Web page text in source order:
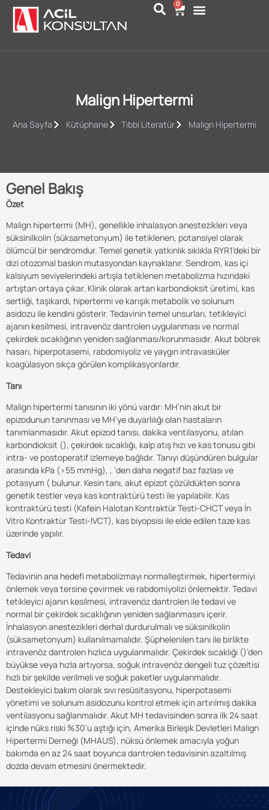
0
Malign Hipertermi
Ana Sayfa Kütüphane Tıbbi Literatür Malign Hipertermi
Genel Bakış
Özet
Malign hipertermi (MH), genellikle inhalasyon anestezikleri veya
süksinilkolin (süksametonyum) ile tetiklenen, potansiyel olarak
ölümcül bir sendromdur. Temel genetik yatkınlık sıklıkla RYR1’deki bir
dizi otozomal baskın mutasyondan kaynaklanır. Sendrom, kas içi
kalsiyum seviyelerindeki artışla tetiklenen metabolizma hızındaki
artıştan ortaya çıkar. Klinik olarak artan karbondioksit üretimi, kas
sertliği, taşikardi, hipertermi ve karışık metabolik ve solunum
asidozu ile kendini gösterir. Tedavinin temel unsurları, tetikleyici
ajanın kesilmesi, intravenöz dantrolen uygulanması ve normal
çekirdek sıcaklığının yeniden sağlanması/korunmasıdır. Akut böbrek
hasarı, hiperpotasemi, rabdomiyoliz ve yaygın intravasküler
koagülasyon sıkça görülen komplikasyonlardır.
Tanı
Malign hipertermi tanısının iki yönü vardır: MH’nin akut bir
epizodunun tanınması ve MH’ye duyarlılığı olan hastaların
tanımlanmasıdır. Akut epizod tanısı, dakika ventilasyonu, atılan
karbondioksit (), çekirdek sıcaklığı, kalp atış hızı ve kas tonusu gibi
intra- ve postoperatif izlemeye bağlıdır. Tanıyı düşündüren bulgular
arasında kPa (>55 mmHg), , ‘den daha negatif baz fazlası ve
potasyum ( bulunur. Kesin tanı, akut epizot çözüldükten sonra
genetik testler veya kas kontraktürü testi ile yapılabilir. Kas
kontraktürü testi (Kafein Halotan Kontraktür Testi-CHCT veya İn
Vitro Kontraktür Testi-IVCT), kas biyopsisi ile elde edilen taze kas
üzerinde yapılır.
Tedavi
Tedavinin ana hedefi metabolizmayı normalleştirmek, hipertermiyi
önlemek veya tersine çevirmek ve rabdomiyolizi önlemektir. Tedavi
tetikleyici ajanın kesilmesi, intravenöz dantrolen ile tedavi ve
normal bir çekirdek sıcaklığının yeniden sağlanmasını içerir.
İnhalasyon anestezikleri derhal durdurulmalı ve süksinilkolin
(süksametonyum) kullanılmamalıdır. Şüphelenilen tanı ile birlikte
intravenöz dantrolen hızlıca uygulanmalıdır. Çekirdek sıcaklığı ()’den
büyükse veya hızla artıyorsa, soğuk intravenöz dengeli tuz çözeltisi
hızlı bir şekilde verilmeli ve soğuk paketler uygulanmalıdır.
Destekleyici bakım olarak sıvı resüsitasyonu, hiperpotasemi
yönetimi ve solunum asidozunu kontrol etmek için artırılmış dakika
ventilasyonu sağlanmalıdır. Akut MH tedavisinden sonra ilk 24 saat
içinde nüks riski %30’u aştığı için, Amerika Birleşik Devletleri Malign
Hipertermi Derneği (MHAUS), nüksü önlemek amacıyla yoğun
bakımda en az 24 saat boyunca dantrolen tedavisinin azaltılmış
dozda devam etmesini önermektedir.